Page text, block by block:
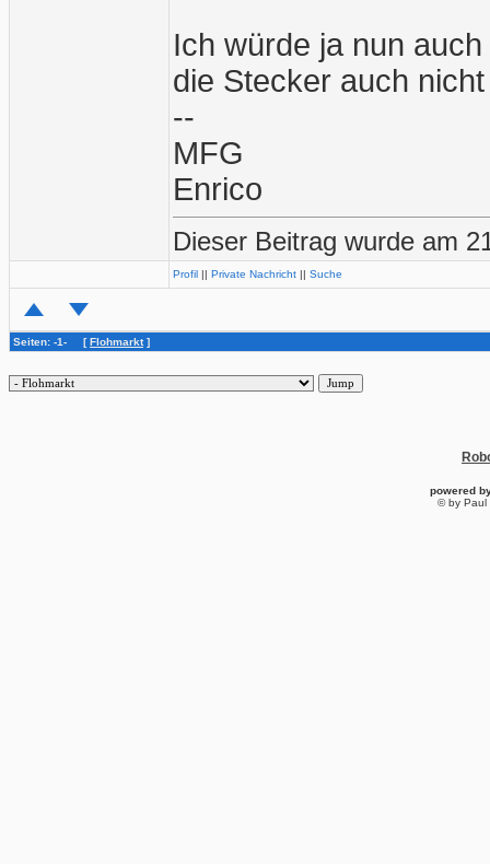
Ich würde ja nun
die Stecker auch
--
MFG
Enrico
Dieser Beitrag wurde am
Profil || Private Nachricht || Suche
Seiten: -1- [Flohmarkt]
powered
© by Paul